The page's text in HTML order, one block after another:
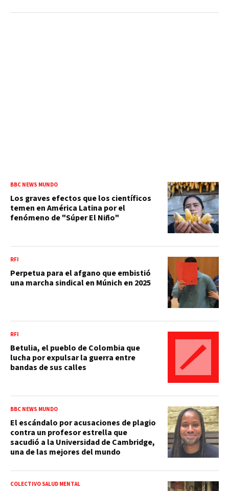
BBC NEWS MUNDO
Los graves efectos que los científicos
temen en América Latina por el
fenómeno de "Súper El Niño"
RFI
Perpetua para el afgano que embistió
una marcha sindical en Múnich en 2025
RFI
Betulia, el pueblo de Colombia que
lucha por expulsar la guerra entre
bandas de sus calles
BBC NEWS MUNDO
El escándalo por acusaciones de plagio
contra un profesor estrella que
sacudió a la Universidad de Cambridge,
una de las mejores del mundo
COLECTIVO SALUD MENTAL